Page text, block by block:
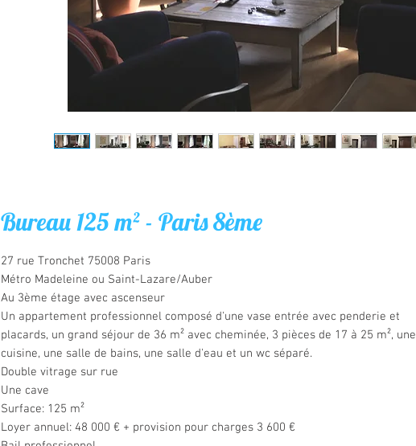
Bureau 125 m² - Paris 8ème
27 rue Tronchet 75008 Paris
Métro Madeleine ou Saint-Lazare/Auber
Au 3ème étage avec ascenseur
Un appartement professionnel composé d'une vase entrée avec penderie et
placards, un grand séjour de 36 m² avec cheminée, 3 pièces de 17 à 25 m², une
cuisine, une salle de bains, une salle d'eau et un wc séparé.
Double vitrage sur rue
Une cave
Surface: 125 m²
Loyer annuel: 48 000 € + provision pour charges 3 600 €